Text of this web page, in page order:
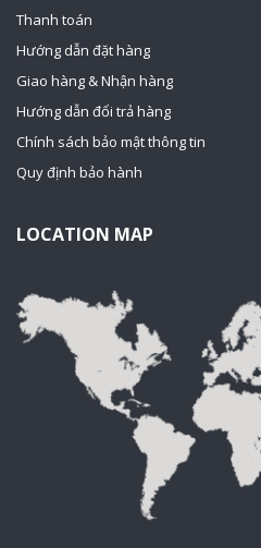
Thanh toán
Hướng dẫn đặt hàng
Giao hàng & Nhận hàng
Hướng dẫn đổi trả hàng
Chính sách bảo mật thông tin
Quy định bảo hành
LOCATION MAP